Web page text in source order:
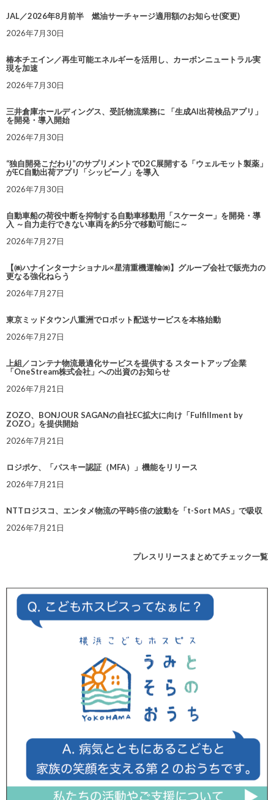
JAL／2026年8月前半 燃油サーチャージ適用額のお知らせ(変更)
2026年7月30日
椿本チエイン／再生可能エネルギーを活用し、カーボンニュートラル実
現を加速
2026年7月30日
三井倉庫ホールディングス、受託物流業務に 「生成AI出荷検品アプリ」
を開発・導入開始
2026年7月30日
“独自開発こだわり”のサプリメントでD2C展開する「ウェルモット製薬」
がEC自動出荷アプリ「シッピーノ」を導入
2026年7月30日
自動車船の荷役中断を抑制する自動車移動用「スケーター」を開発・導
入 ～自力走行できない車両を約5分で移動可能に～
2026年7月27日
【㈱ハナインターナショナル×星清重機運輸㈱】グループ会社で販売力の
更なる強化ねらう
2026年7月27日
東京ミッドタウン八重洲でロボット配送サービスを本格始動
2026年7月27日
上組／コンテナ物流最適化サービスを提供する スタートアップ企業
「OneStream株式会社」への出資のお知らせ
2026年7月21日
ZOZO、BONJOUR SAGANの自社EC拡大に向け「Fulfillment by
ZOZO」を提供開始
2026年7月21日
ロジポケ、「パスキー認証（MFA）」機能をリリース
2026年7月21日
NTTロジスコ、エンタメ物流の平時5倍の波動を「t-Sort MAS」で吸収
2026年7月21日
プレスリリースまとめてチェック一覧